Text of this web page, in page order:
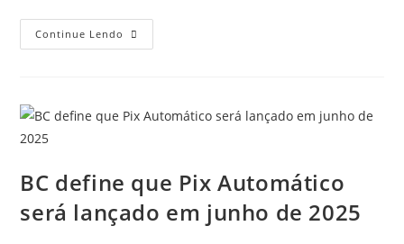
Continue Lendo
BC define que Pix Automático
será lançado em junho de 2025